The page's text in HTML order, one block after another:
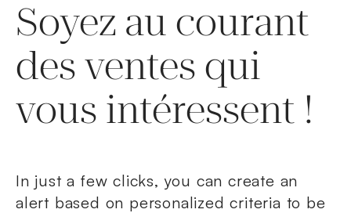
Soyez au courant
des ventes qui
vous intéressent !
In just a few clicks, you can create an
alert based on personalized criteria to be